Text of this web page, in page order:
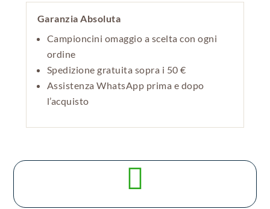
Garanzia Absoluta
Campioncini omaggio a scelta con ogni
ordine
Spedizione gratuita sopra i 50 €
Assistenza WhatsApp prima e dopo
l’acquisto
